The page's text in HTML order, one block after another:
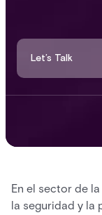
Let’s Talk
En el sector de
la seguridad y la